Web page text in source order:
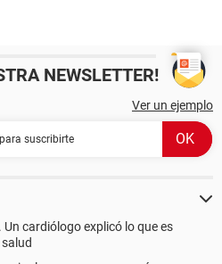
NEWSLETTER!
Ver un ejemplo
cardiólogo explicó lo que es